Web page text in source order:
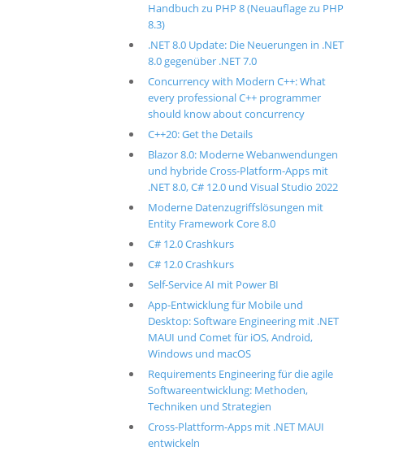
Handbuch zu PHP 8 (Neuauflage zu PHP
8.3)
.NET 8.0 Update: Die Neuerungen in .NET
8.0 gegenüber .NET 7.0
Concurrency with Modern C++: What
every professional C++ programmer
should know about concurrency
C++20: Get the Details
Blazor 8.0: Moderne Webanwendungen
und hybride Cross-Platform-Apps mit
.NET 8.0, C# 12.0 und Visual Studio 2022
Moderne Datenzugriffslösungen mit
Entity Framework Core 8.0
C# 12.0 Crashkurs
C# 12.0 Crashkurs
Self-Service AI mit Power BI
App-Entwicklung für Mobile und
Desktop: Software Engineering mit .NET
MAUI und Comet für iOS, Android,
Windows und macOS
Requirements Engineering für die agile
Softwareentwicklung: Methoden,
Techniken und Strategien
Cross-Plattform-Apps mit .NET MAUI
entwickeln